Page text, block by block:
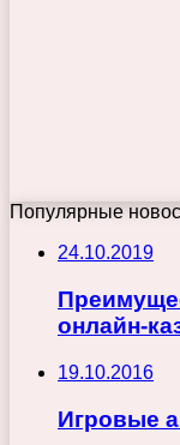
Популярные
24.10.2019
онлайн-
19.10.2016
Игровые